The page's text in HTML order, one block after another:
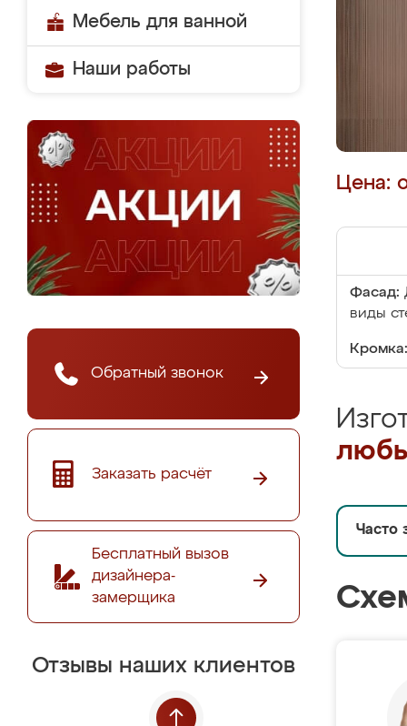
Мебель для ванной
Наши работы
Обратный звонок
Заказать расчёт
Бесплатный вызов
дизайнера-
замерщика
Отзывы наших клиентов
Цена:
Фасад:
виды
Кромка:
Часто